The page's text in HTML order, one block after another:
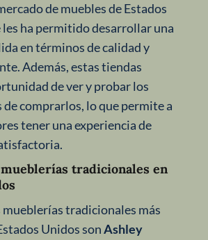
de muebles de Estados
les ha permitido desarrollar una
en términos de calidad y
Además, estas tiendas
de ver y probar los
de comprarlos, lo que permite a
tener una experiencia de
tradicionales en
mueblerías tradicionales más
Unidos sonAshley